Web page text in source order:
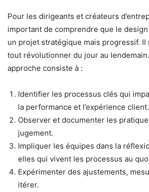
Pour les dirigeants et créateurs
important de comprendre que le
un projet stratégique mais progressif. Il
tout révolutionner du jour au
approche consiste à :
Identifier les processus clés qui
la performance et l’expérience client.
Observer et documenter les
jugement.
Impliquer les équipes dans la
elles qui vivent les processus au
Expérimenter des ajustements,
itérer.